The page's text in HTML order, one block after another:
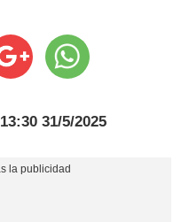
13:30 31/5/2025